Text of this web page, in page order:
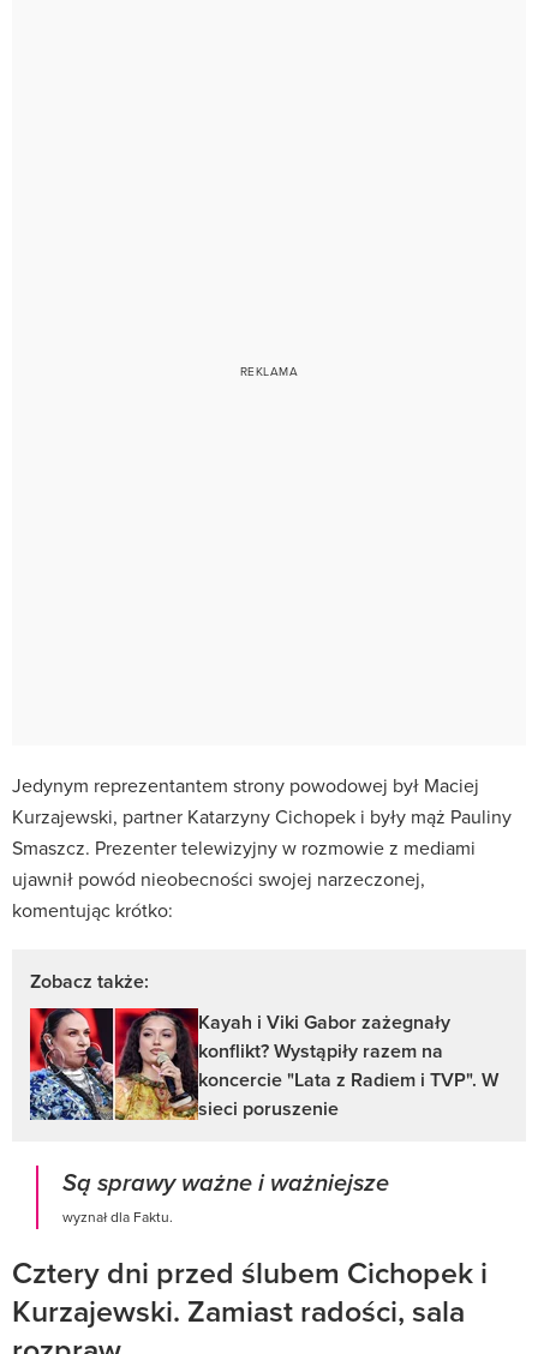
Jedynym reprezentantem strony powodowej był Maciej
Kurzajewski, partner Katarzyny Cichopek i były mąż Pauliny
Smaszcz. Prezenter telewizyjny w rozmowie z mediami
ujawnił powód nieobecności swojej narzeczonej,
komentując krótko:
Zobacz także:
Kayah i Viki Gabor zażegnały
konflikt? Wystąpiły razem na
koncercie "Lata z Radiem i TVP". W
sieci poruszenie
Są sprawy ważne i ważniejsze
wyznał dla Faktu.
Cztery dni przed ślubem Cichopek i
Kurzajewski. Zamiast radości, sala